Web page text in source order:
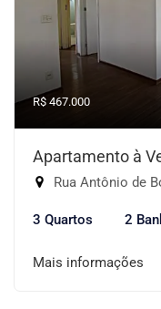
R$ 467.000
Apartamento à
Rua Antônio de
3 Quartos 2
Mais informações